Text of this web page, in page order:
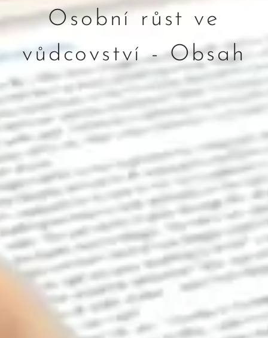
Osobní růst ve
vůdcovství - Obsah